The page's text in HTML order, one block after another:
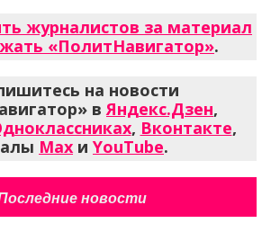
журналистов за материал
«ПолитНавигатор».
на новости
вЯндекс.Дзен,
, Вконтакте,
Max и YouTube.
новости